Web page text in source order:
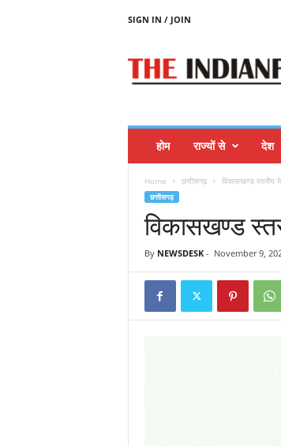
SIGN IN / JOIN
होम राज्यों से देश
Home छत्तीसगढ़ विकासखण्ड स्तरीय
छत्तीसगढ़
विकासखण्ड
By NEWSDESK- November 9,